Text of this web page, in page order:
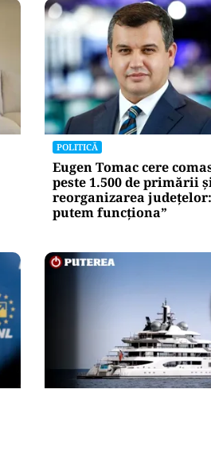
POLITICĂ
Eugen Tomac cere
peste 1.500 de primării
reorganizarea
putem funcționa”